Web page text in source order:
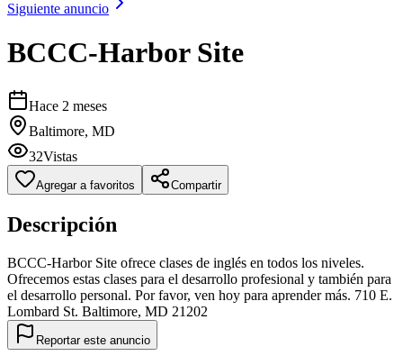
Siguiente anuncio
BCCC-Harbor Site
Hace 2 meses
Baltimore, MD
32Vistas
Agregar a favoritos Compartir
Descripción
BCCC-Harbor Site ofrece clases de inglés en todos los niveles.
Ofrecemos estas clases para el desarrollo profesional y también para
el desarrollo personal. Por favor, ven hoy para aprender más. 710 E.
Lombard St. Baltimore, MD 21202
Reportar este anuncio